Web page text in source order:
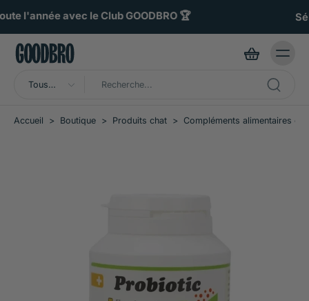
Sélectionnés par des vétérinaires 🧑🏼‍⚕️
Tous
Accueil > Boutique > Produits chat > Compléments alimentaires